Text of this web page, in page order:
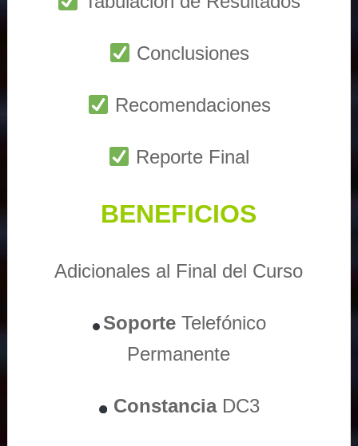
Conclusiones
Recomendaciones
Reporte Final
BENEFICIOS
Adicionales al Final del Curso
Soporte Telefónico
Permanente
ConstanciaDC3